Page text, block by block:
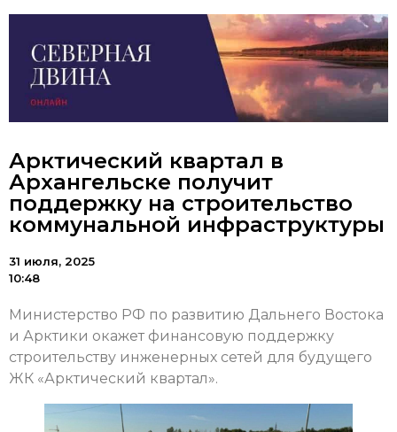
Арктический квартал в
Архангельске получит
поддержку на строительство
коммунальной инфраструктуры
31 июля, 2025
10:48
Министерство РФ по развитию Дальнего Востока
и Арктики окажет финансовую поддержку
строительству инженерных сетей для будущего
ЖК «Арктический квартал».